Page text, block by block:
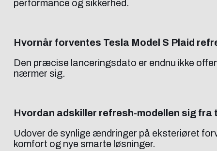
performance og sikkerhed.
Hvornår forventes Tesla Model S Plaid
Den præcise lanceringsdato er endnu ikke
nærmer sig.
Hvordan adskiller refresh-modellen sig fra
Udover de synlige ændringer på eksteriøret
komfort og nye smarte løsninger.